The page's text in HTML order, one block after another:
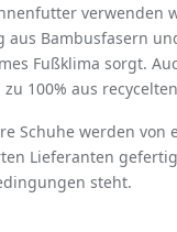
verwenden
aus Bambusfasern
Fußklima sorgt.
100% aus
Schuhe werden von
Lieferanten
steht.